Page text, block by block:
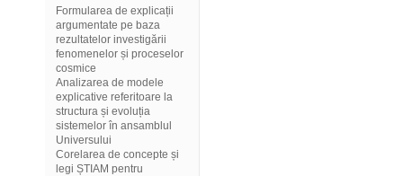
Formularea de explicații
argumentate pe baza
rezultatelor investigării
fenomenelor și proceselor
cosmice
Analizarea de modele
explicative referitoare la
structura și evoluția
sistemelor în ansamblul
Universului
Corelarea de concepte și
legi ȘTIAM pentru